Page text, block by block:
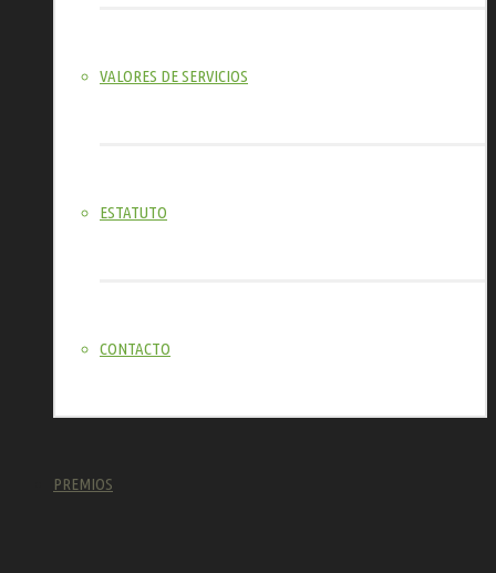
VALORES DE SERVICIOS
ESTATUTO
CONTACTO
PREMIOS